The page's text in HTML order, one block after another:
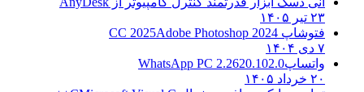
۲۳ تیر ۱۴۰۵
فتوشاپ CC 2025 Adobe Photoshop 2024
۷ دی ۱۴۰۴
واتساپWhatsApp PC 2.2620.102.0
۲۰ خرداد ۱۴۰۵